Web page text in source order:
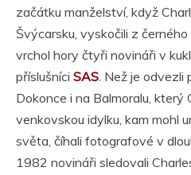
začátku manželství, když
Švýcarsku, vyskočili z
vrchol hory čtyři novináři v
příslušníci SAS. Než je odvezli
Dokonce i na Balmoralu,
venkovskou idylku, kam mohl
světa, číhali fotografové v
1982 novináři sledovali